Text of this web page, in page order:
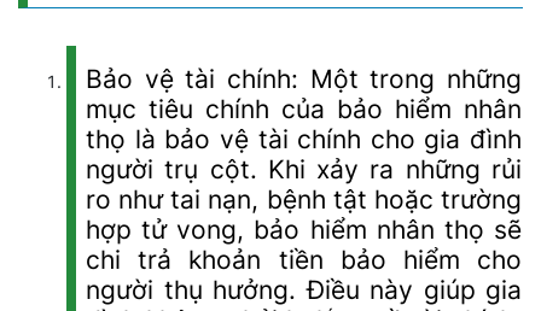
Bảo vệ tài chính: Một trong những
mục tiêu chính của bảo hiểm nhân
thọ là bảo vệ tài chính cho gia đình
người trụ cột. Khi xảy ra những rủi
ro như tai nạn, bệnh tật hoặc trường
hợp tử vong, bảo hiểm nhân thọ sẽ
chi trả khoản tiền bảo hiểm cho
người thụ hưởng. Điều này giúp gia